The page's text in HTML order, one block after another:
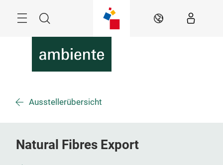
Suche DE
Ausstellerübersicht
Natural Fibres Export